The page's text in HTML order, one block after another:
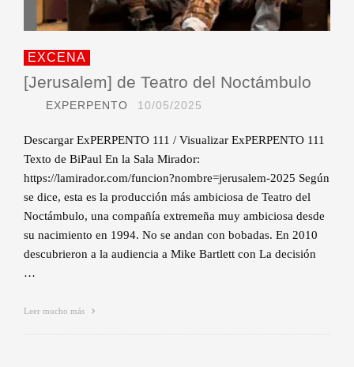
EXCENA
[Jerusalem] de Teatro del Noctámbulo
EXPERPENTO 10/05/2025
Descargar ExPERPENTO 111 / Visualizar ExPERPENTO 111
Texto de BiPaul En la Sala Mirador:
https://lamirador.com/funcion?nombre=jerusalem-2025 Según
se dice, esta es la producción más ambiciosa de Teatro del
Noctámbulo, una compañía extremeña muy ambiciosa desde
su nacimiento en 1994. No se andan con bobadas. En 2010
descubrieron a la audiencia a Mike Bartlett con La decisión
…
Leer mucho más